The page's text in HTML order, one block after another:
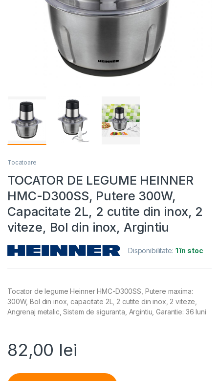
Tocatoare
TOCATOR DE LEGUME HEINNER
HMC-D300SS, Putere 300W,
Capacitate 2L, 2 cutite din inox, 2
viteze, Bol din inox, Argintiu
Disponibilitate: 1 în stoc
Tocator de legume Heinner HMC-D300SS, Putere maxima:
300W, Bol din inox, capacitate 2L, 2 cutite din inox, 2 viteze,
Angrenaj metalic, Sistem de siguranta, Argintiu, Garantie: 36 luni
82,00 lei